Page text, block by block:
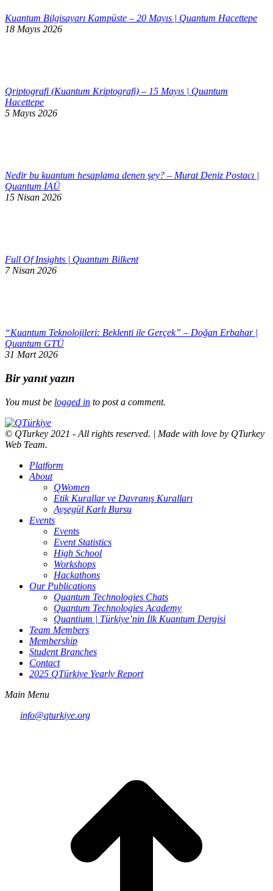
Kuantum Bilgisayarı Kampüste – 20 Mayıs | Quantum Hacettepe
18 Mayıs 2026
Qriptografi (Kuantum Kriptografi) – 15 Mayıs | Quantum
Hacettepe
5 Mayıs 2026
Nedir bu kuantum hesaplama denen şey? – Murat Deniz Postacı |
Quantum İAÜ
15 Nisan 2026
Full Of Insights | Quantum Bilkent
7 Nisan 2026
“Kuantum Teknolojileri: Beklenti ile Gerçek” – Doğan Erbahar |
Quantum GTÜ
31 Mart 2026
Bir yanıt yazın
You must be logged in to post a comment.
© QTurkey 2021 - All rights reserved. | Made with love by QTurkey
Web Team.
Platform
About
QWomen
Etik Kurallar ve Davranış Kuralları
Ayşegül Karlı Bursu
Events
Events
Event Statistics
High School
Workshops
Hackathons
Our Publications
Quantum Technologies Chats
Quantum Technologies Academy
Quantium | Türkiye’nin İlk Kuantum Dergisi
Team Members
Membership
Student Branches
Contact
2025 QTürkiye Yearly Report
Main Menu
info@qturkiye.org